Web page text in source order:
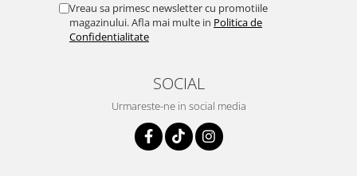
Vreau sa primesc newsletter cu promotiile
magazinului. Afla mai multe in Politica de
Confidentialitate
SOCIAL
Urmareste-ne in social media